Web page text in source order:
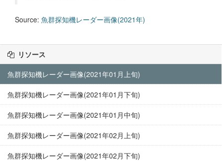
Source: 魚群探知機レーダー画像(2021年)
リソース
魚群探知機レーダー画像(2021年01月上旬)
魚群探知機レーダー画像(2021年01月下旬)
魚群探知機レーダー画像(2021年01月中旬)
魚群探知機レーダー画像(2021年02月上旬)
魚群探知機レーダー画像(2021年02月下旬)